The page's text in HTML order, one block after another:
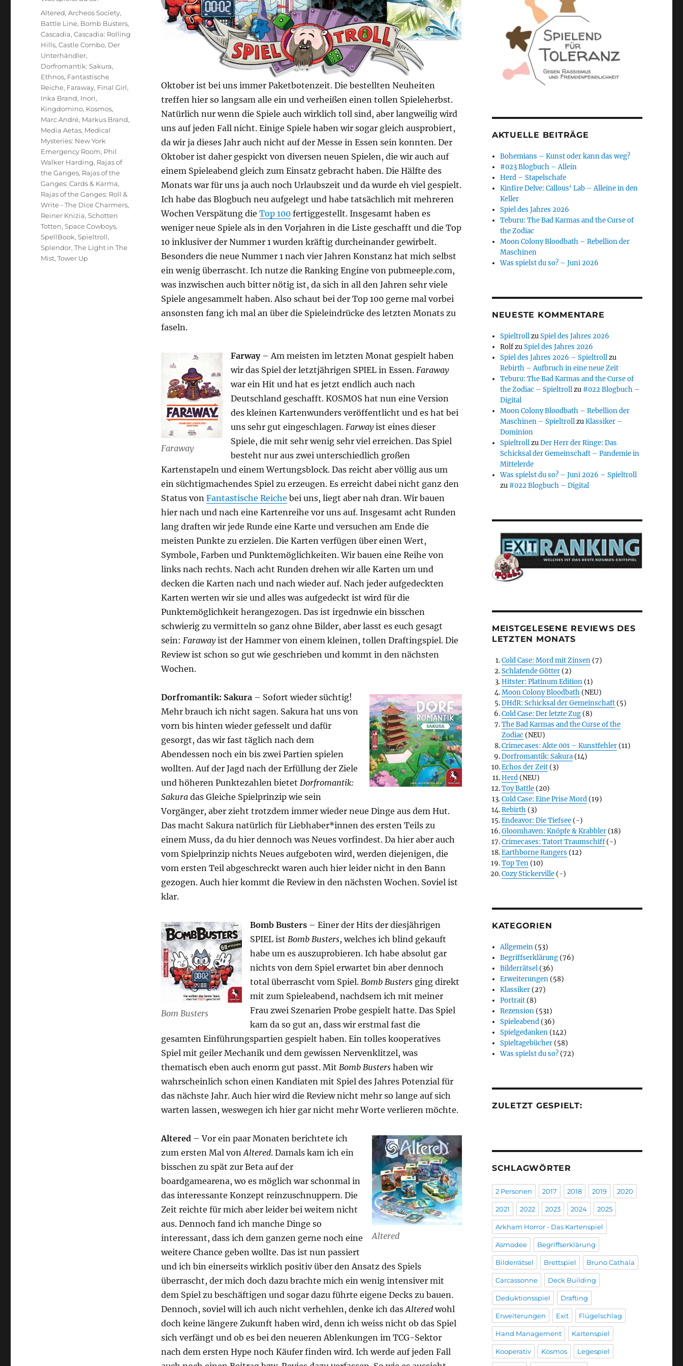
Oktober ist bei uns immer Paketbotenzeit. Die bestellten Neuheiten
treffen hier so langsam alle ein und verheißen einen tollen Spieleherbst.
Natürlich nur wenn die Spiele auch wirklich toll sind, aber langweilig wird
uns auf jeden Fall nicht. Einige Spiele haben wir sogar gleich ausprobiert,
da wir ja dieses Jahr auch nicht auf der Messe in Essen sein konnten. Der
Oktober ist daher gespickt von diversen neuen Spielen, die wir auch auf
einem Spieleabend gleich zum Einsatz gebracht haben. Die Hälfte des
Monats war für uns ja auch noch Urlaubszeit und da wurde eh viel gespielt.
Ich habe das Blogbuch neu aufgelegt und habe tatsächlich mit mehreren
Wochen Verspätung die Top 100fertiggestellt. Insgesamt haben es
weniger neue Spiele als in den Vorjahren in die Liste geschafft und die Top
10 inklusiver der Nummer 1 wurden kräftig durcheinander gewirbelt.
Besonders die neue Nummer 1 nach vier Jahren Konstanz hat mich selbst
ein wenig überrascht. Ich nutze die Ranking Engine von pubmeeple.com,
was inzwischen auch bitter nötig ist, da sich in all den Jahren sehr viele
Spiele angesammelt haben. Also schaut bei der Top 100 gerne mal vorbei
ansonsten fang ich mal an über die Spieleindrücke des letzten Monats zu
faseln.
Faraway
Farway– Am meisten im letzten Monat gespielt haben
wir das Spiel der letztjährigen SPIEL in Essen. Faraway
war ein Hit und hat es jetzt endlich auch nach
Deutschland geschafft. KOSMOS hat nun eine Version
des kleinen Kartenwunders veröffentlicht und es hat bei
uns sehr gut eingeschlagen. Farwayist eines dieser
Spiele, die mit sehr wenig sehr viel erreichen. Das Spiel
besteht nur aus zwei unterschiedlich großen
Kartenstapeln und einem Wertungsblock. Das reicht aber völlig aus um
ein süchtigmachendes Spiel zu erzeugen. Es erreicht dabei nicht ganz den
Status von Fantastische Reiche bei uns, liegt aber nah dran. Wir bauen
hier nach und nach eine Kartenreihe vor uns auf. Insgesamt acht Runden
lang draften wir jede Runde eine Karte und versuchen am Ende die
meisten Punkte zu erzielen. Die Karten verfügen über einen Wert,
Symbole, Farben und Punktemöglichkeiten. Wir bauen eine Reihe von
links nach rechts. Nach acht Runden drehen wir alle Karten um und
decken die Karten nach und nach wieder auf. Nach jeder aufgedeckten
Karten werten wir sie und alles was aufgedeckt ist wird für die
Punktemöglichkeit herangezogen. Das ist irgednwie ein bisschen
schwierig zu vermitteln so ganz ohne Bilder, aber lasst es euch gesagt
sein: Farawayist der Hammer von einem kleinen, tollen Draftingspiel. Die
Review ist schon so gut wie geschrieben und kommt in den nächsten
Wochen.
Dorfromantik: Sakura– Sofort wieder süchtig!
Mehr brauch ich nicht sagen. Sakura hat uns von
vorn bis hinten wieder gefesselt und dafür
gesorgt, das wir fast täglich nach dem
Abendessen noch ein bis zwei Partien spielen
wollten. Auf der Jagd nach der Erfüllung der Ziele
und höheren Punktezahlen bietet Dorfromantik:
Sakuradas Gleiche Spielprinzip wie sein
Vorgänger, aber zieht trotzdem immer wieder neue Dinge aus dem Hut.
Das macht Sakura natürlich für Liebhaber*innen des ersten Teils zu
einem Muss, da du hier dennoch was Neues vorfindest. Da hier aber auch
vom Spielprinzip nichts Neues aufgeboten wird, werden diejenigen, die
vom ersten Teil abgeschreckt waren auch hier leider nicht in den Bann
gezogen. Auch hier kommt die Review in den nächsten Wochen. Soviel ist
klar.
Bom Busters
Bomb Busters– Einer der Hits der diesjährigen
SPIEL ist Bomb Busters, welches ich blind gekauft
habe um es auszuprobieren. Ich habe absolut gar
nichts von dem Spiel erwartet bin aber dennoch
total überrascht vom Spiel. Bomb Bustersging direkt
mit zum Spieleabend, nachdsem ich mit meiner
Frau zwei Szenarien Probe gespielt hatte. Das Spiel
kam da so gut an, dass wir erstmal fast die
gesamten Einführungspartien gespielt haben. Ein tolles kooperatives
Spiel mit geiler Mechanik und dem gewissen Nervenklitzel, was
thematisch eben auch enorm gut passt. Mit Bomb Bustershaben wir
wahrscheinlich schon einen Kandiaten mit Spiel des Jahres Potenzial für
das nächste Jahr. Auch hier wird die Review nicht mehr so lange auf sich
warten lassen, weswegen ich hier gar nicht mehr Worte verlieren möchte.
Altered
Altered– Vor ein paar Monaten berichtete ich
zum ersten Mal vonAltered. Damals kam ich ein
bisschen zu spät zur Beta auf der
boardgamearena, wo es möglich war schonmal in
das interessante Konzept reinzuschnuppern. Die
Zeit reichte für mich aber leider bei weitem nicht
aus. Dennoch fand ich manche Dinge so
interessant, dass ich dem ganzen gerne noch eine
weitere Chance geben wollte. Das ist nun passiert
und ich bin einerseits wirklich positiv über den Ansatz des Spiels
überrascht, der mich doch dazu brachte mich ein wenig intensiver mit
dem Spiel zu beschäftigen und sogar dazu führte eigene Decks zu bauen.
Dennoch, soviel will ich auch nicht verhehlen, denke ich dasAlteredwohl
doch keine längere Zukunft haben wird, denn ich weiss nicht ob das Spiel
sich verfängt und ob es bei den neueren Ablenkungen im TCG-Sektor
nach dem ersten Hype noch Käufer finden wird. Ich werde auf jeden Fall
Schlagwörter
Altered,Archeos Society,
Battle Line, Bomb Busters,
Cascadia,Cascadia: Rolling
Hills,Castle Combo, Der
Unterhändler,
Dorfromantik: Sakura,
Ethnos, Fantastische
Reiche, Faraway, Final Girl,
Inka Brand, Inori,
Kingdomino, Kosmos,
Marc André, Markus Brand,
Media Aetas, Medical
Mysteries: New York
Emergency Room, Phil
Walker Harding, Rajas of
the Ganges, Rajas of the
Ganges: Cards & Karma,
Rajas of the Ganges: Roll &
Write - The Dice Charmers,
Reiner Knizia,Schotten
Totten,Space Cowboys,
SpellBook,Spieltroll,
Splendor,The Light in The
Mist,Tower Up
AKTUELLE BEITRÄGE
Bohemians – Kunst oder kann das weg?
#023 Blogbuch – Allein
Herd – Stapelschafe
Kinfire Delve: Callous‘ Lab – Alleine in den
Keller
Spiel des Jahres 2026
Teburu: The Bad Karmas and the Curse of
the Zodiac
Moon Colony Bloodbath – Rebellion der
Maschinen
Was spielst du so? – Juni 2026
NEUESTE KOMMENTARE
SpieltrollzuSpiel des Jahres 2026
RolfzuSpiel des Jahres 2026
Spiel des Jahres 2026 – Spieltrollzu
Rebirth – Aufbruch in eine neue Zeit
Teburu: The Bad Karmas and the Curse of
the Zodiac – Spieltrollzu #022 Blogbuch –
Digital
Moon Colony Bloodbath – Rebellion der
Maschinen – SpieltrollzuKlassiker –
Dominion
SpieltrollzuDer Herr der Ringe: Das
Schicksal der Gemeinschaft – Pandemie in
Mittelerde
Was spielst du so? – Juni 2026 – Spieltroll
zu #022 Blogbuch – Digital
MEISTGELESENE REVIEWS DES
LETZTEN MONATS
Cold Case: Mord mit Zinsen (7)
Schlafende Götter (2)
Hitster: Platinum Edition (1)
Moon Colony Bloodbath (NEU)
DHdR: Schicksal der Gemeinschaft (5)
Cold Case: Der letzte Zug (8)
The Bad Karmas and the Curse of the
Zodiac (NEU)
Crimecases: Akte 001 – Kunstfehler (11)
Dorfromantik: Sakura (14)
Echos der Zeit (3)
Herd (NEU)
Toy Battle (20)
Cold Case: Eine Prise Mord (19)
Rebirth (3)
Endeavor: Die Tiefsee (-)
Gloomhaven: Knöpfe & Krabbler (18)
Crimecases: Tatort Traumschiff(-)
Earthborne Rangers (12)
Top Ten (10)
Cozy Stickerville (-)
KATEGORIEN
Allgemein (53)
Begriffserklärung (76)
Bilderrätsel (36)
Erweiterungen (58)
Klassiker (27)
Portrait (8)
Rezension (531)
Spieleabend (36)
Spielgedanken (142)
Spieltagebücher (58)
Was spielst du so? (72)
ZULETZT GESPIELT:
SCHLAGWÖRTER
2 Personen 2017 2018 2019 2020
2021 2022 2023 2024 2025
Arkham Horror - Das Kartenspiel
Asmodee Begriffserklärung
Bilderrätsel Brettspiel Bruno Cathala
Carcassonne Deck Building
Deduktionsspiel Drafting
Erweiterungen Exit Flügelschlag
Hand Management Kartenspiel
Kooperativ Kosmos Legespiel